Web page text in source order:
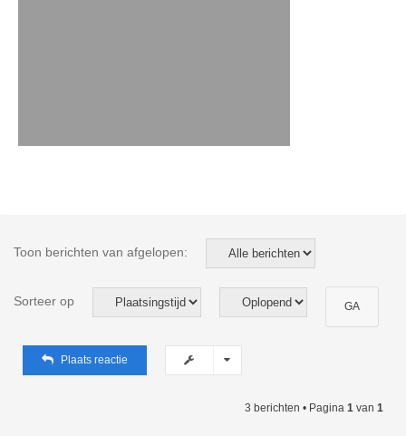
Toon berichten van afgelopen:
Sorteer op
Plaats reactie
3 berichten • Pagina 1 van 1